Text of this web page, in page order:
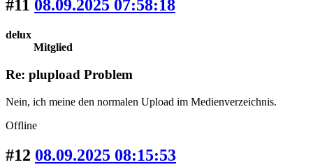
#11 08.09.2025 07:58:18
delux
Mitglied
Re: plupload Problem
Nein, ich meine den normalen Upload im Medienverzeichnis.
Offline
#12 08.09.2025 08:15:53